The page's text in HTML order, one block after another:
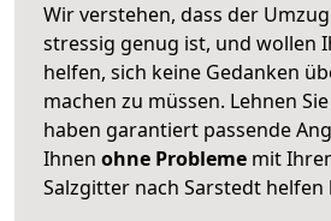
Wir verstehen, dass der
stressig genug ist, und wollen
helfen, sich keine Gedanken
machen zu müssen. Lehnen
haben garantiert passende
Ihnen ohne Probleme mit
Salzgitter nach Sarstedt helfen